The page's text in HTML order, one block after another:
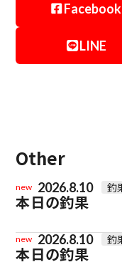
Facebook
LINE
Other
new 2026.8.10 釣
本日の釣果
new 2026.8.10 釣
本日の釣果